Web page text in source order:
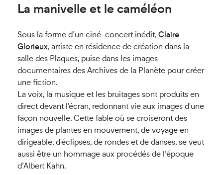
La manivelle et le caméléon
Sous la forme d’un ciné-concert inédit,Claire
Glorieux,artiste en résidence de création dans la
salle des Plaques, puise dans les images
documentaires des Archives de la Planète pour créer
une fiction.
La voix, la musique et les bruitages sont produits en
direct devant l'écran, redonnant vie aux images d'une
façon nouvelle. Cette fable où se croiseront des
images de plantes en mouvement, de voyage en
dirigeable, d'éclipses, de rondes et de danses, se veut
aussi être un hommage aux procédés de l’époque
d’Albert Kahn.